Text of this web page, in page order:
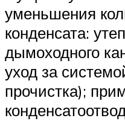
уменьшения
конденсата:
дымоходного
уход за
прочистка);